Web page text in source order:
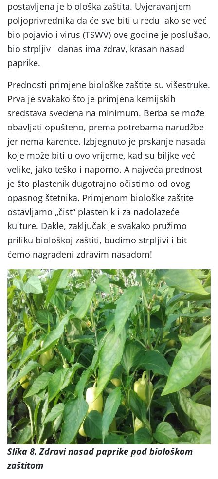
postavljena je biološka zaštita. Uvjeravanjem
poljoprivrednika da će sve biti u redu iako se već
bio pojavio i virus (TSWV) ove godine je poslušao,
bio strpljiv i danas ima zdrav, krasan nasad
paprike.
Prednosti primjene biološke zaštite su višestruke.
Prva je svakako što je primjena kemijskih
sredstava svedena na minimum. Berba se može
obavljati opušteno, prema potrebama narudžbe
jer nema karence. Izbjegnuto je prskanje nasada
koje može biti u ovo vrijeme, kad su biljke već
velike, jako teško i naporno. A najveća prednost
je što plastenik dugotrajno očistimo od ovog
opasnog štetnika. Primjenom biološke zaštite
ostavljamo „čist“ plastenik i za nadolazeće
kulture. Dakle, zaključak je svakako pružimo
priliku biološkoj zaštiti, budimo strpljivi i bit
ćemo nagrađeni zdravim nasadom!
Slika 8. Zdravi nasad paprike pod biološkom
zaštitom